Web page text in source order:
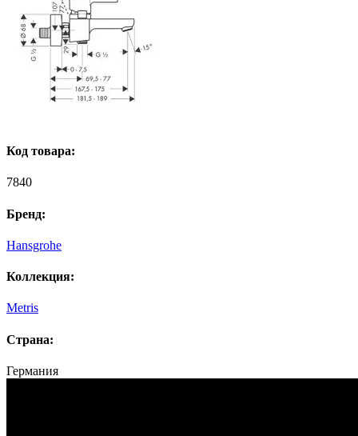
Код товара:
7840
Бренд:
Hansgrohe
Коллекция:
Metris
Страна:
Германия